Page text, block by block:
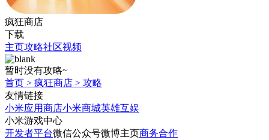
疯狂商店
下载
主页攻略社区视频
暂时没有攻略~
首页 > 疯狂商店 > 攻略
友情链接
小米应用商店小米商城英雄互娱
小米游戏中心
开发者平台微信公众号微博主页商务合作